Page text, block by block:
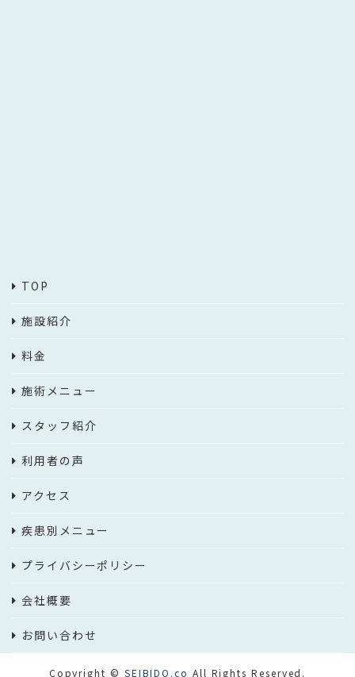
TOP
施設紹介
料金
施術メニュー
スタッフ紹介
利用者の声
アクセス
疾患別メニュー
プライバシーポリシー
会社概要
お問い合わせ
Copyright © SEIBIDO.co All Rights Reserved.